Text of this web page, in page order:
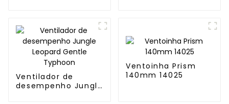
Ventilador de
desempenho Jungle
Ventoinha Prism
140mm 14025